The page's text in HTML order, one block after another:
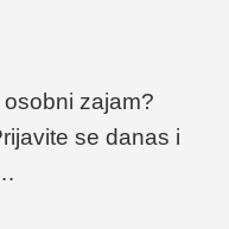
zajam?
se danas i